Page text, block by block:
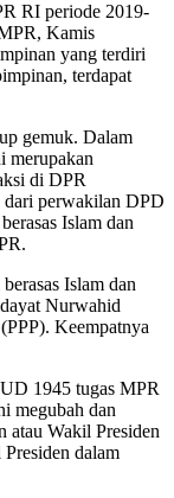
RI periode 2019-
Kamis
yang terdiri
terdapat
gemuk. Dalam
merupakan
di DPR
dari perwakilan DPD
Islam dan
Islam dan
Nurwahid
Keempatnya
1945 tugas MPR
megubah dan
atau Wakil Presiden
dalam